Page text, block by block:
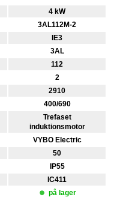
4 kW
3AL112M-2
IE3
3AL
112
2
2910
400/690
Trefaset
induktionsmotor
VYBO Electric
50
IP55
IC411
på lager